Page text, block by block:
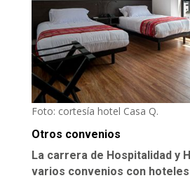
Foto: cortesía hotel Casa Q.
Otros convenios
La carrera de Hospitalidad y
varios convenios con